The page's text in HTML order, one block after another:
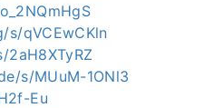
qVCEwCKln
s/MUuM-1ONl3
Eu